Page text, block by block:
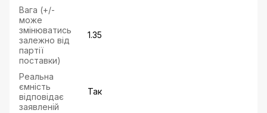
Вага (+/-
може
змінюватись
залежно від
партії
поставки)
1.35
Реальна
ємність
відповідає
заявленій
Так